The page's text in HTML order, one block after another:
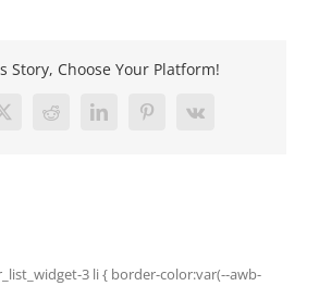
Story, Choose Your Platform!
X RedditLinkedInPinterest
Vk
3 li { border-color:var(--awb-